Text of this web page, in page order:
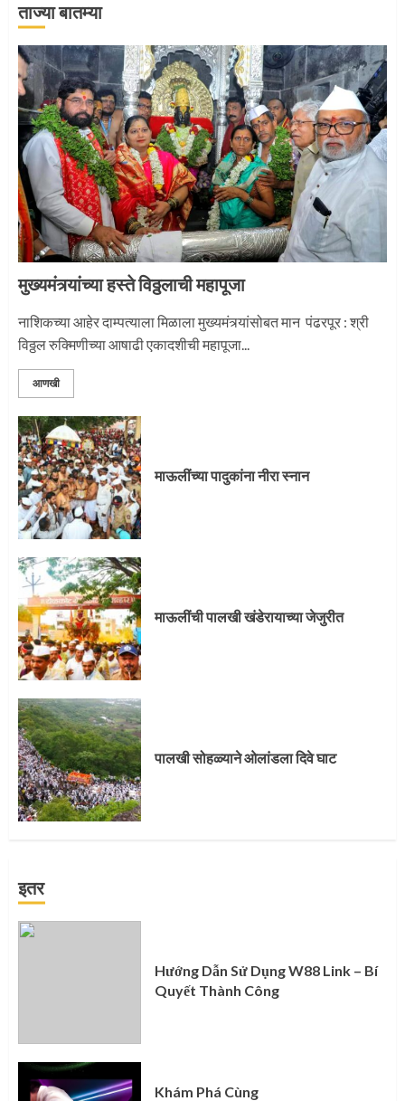
3
माऊलींची पालखी खंडेरायाच्या जेजुरीत
ताज्या बातम्या
मुख्यमंत्र्यांच्या हस्ते विठ्ठलाची महापूजा
नाशिकच्या आहेर दाम्पत्याला मिळाला मुख्यमंत्र्यांसोबत मान पंढरपूर : श्री
विठ्ठल रुक्मिणीच्या आषाढी एकादशीची महापूजा...
आणखी
माऊलींच्या पादुकांना नीरा स्नान
माऊलींची पालखी खंडेरायाच्या जेजुरीत
पालखी सोहळ्याने ओलांडला दिवे घाट
इतर
Hướng Dẫn Sử Dụng W88 Link – Bí
Quyết Thành Công
Khám Phá Cùng